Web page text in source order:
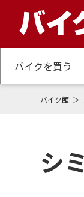
バイクを買う
バイク館
シ